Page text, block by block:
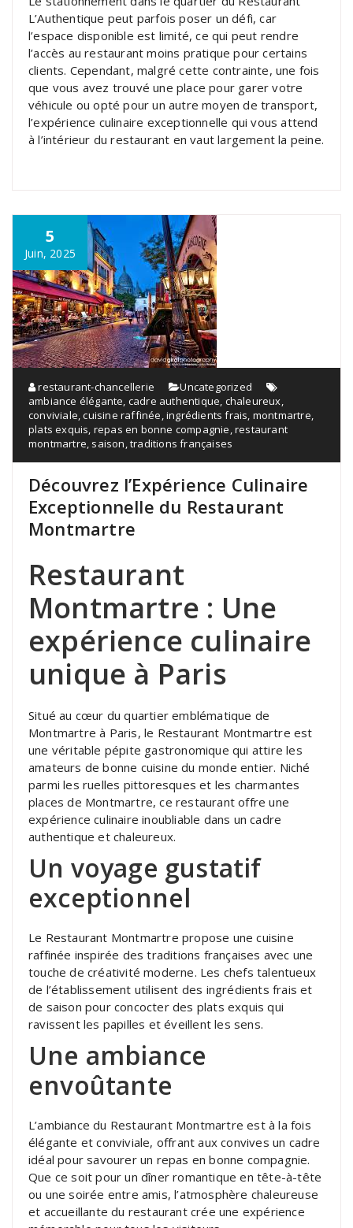
L’Authentique peut parfois poser un défi, car
l’espace disponible est limité, ce qui peut rendre
l’accès au restaurant moins pratique pour certains
clients. Cependant, malgré cette contrainte, une fois
que vous avez trouvé une place pour garer votre
véhicule ou opté pour un autre moyen de transport,
l’expérience culinaire exceptionnelle qui vous attend
à l’intérieur du restaurant en vaut largement la peine.
5
Juin, 2025
restaurant-chancellerie
Uncategorized
ambiance élégante, cadre authentique, chaleureux,
conviviale,cuisine raffinée,ingrédients frais, montmartre,
plats exquis, repas en bonne compagnie,restaurant
montmartre, saison,traditions françaises
Découvrez l’Expérience Culinaire
Exceptionnelle du Restaurant
Montmartre
Restaurant
Montmartre : Une
expérience culinaire
unique à Paris
Situé au cœur du quartier emblématique de
Montmartre à Paris, le Restaurant Montmartre est
une véritable pépite gastronomique qui attire les
amateurs de bonne cuisine du monde entier. Niché
parmi les ruelles pittoresques et les charmantes
places de Montmartre, ce restaurant offre une
expérience culinaire inoubliable dans un cadre
authentique et chaleureux.
Un voyage gustatif
exceptionnel
Le Restaurant Montmartre propose une cuisine
raffinée inspirée des traditions françaises avec une
touche de créativité moderne. Les chefs talentueux
de l’établissement utilisent des ingrédients frais et
de saison pour concocter des plats exquis qui
ravissent les papilles et éveillent les sens.
Une ambiance
envoûtante
L’ambiance du Restaurant Montmartre est à la fois
élégante et conviviale, offrant aux convives un cadre
idéal pour savourer un repas en bonne compagnie.
Que ce soit pour un dîner romantique en tête-à-tête
ou une soirée entre amis, l’atmosphère chaleureuse
et accueillante du restaurant crée une expérience